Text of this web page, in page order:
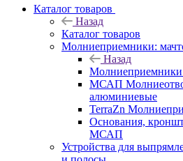
Каталог товаров
Назад
Каталог товаров
Молниеприемники:
Назад
МСАП
алюминиевые
TerraZn
Основания,
МСАП
Устройства для